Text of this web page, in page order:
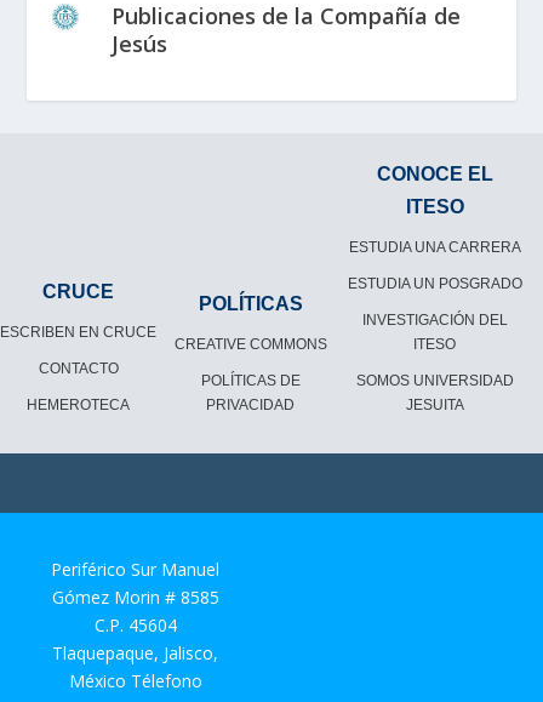
Publicaciones de la Compañía de
Jesús
CRUCE
ESCRIBEN EN CRUCE
CONTACTO
HEMEROTECA
POLÍTICAS
CREATIVE COMMONS
POLÍTICAS DE
PRIVACIDAD
CONOCE EL
ITESO
ESTUDIA UNA CARRERA
ESTUDIA UN POSGRADO
INVESTIGACIÓN DEL
ITESO
SOMOS UNIVERSIDAD
JESUITA
Periférico Sur Manuel
Gómez Morin # 8585
C.P. 45604
Tlaquepaque, Jalisco,
México Télefono